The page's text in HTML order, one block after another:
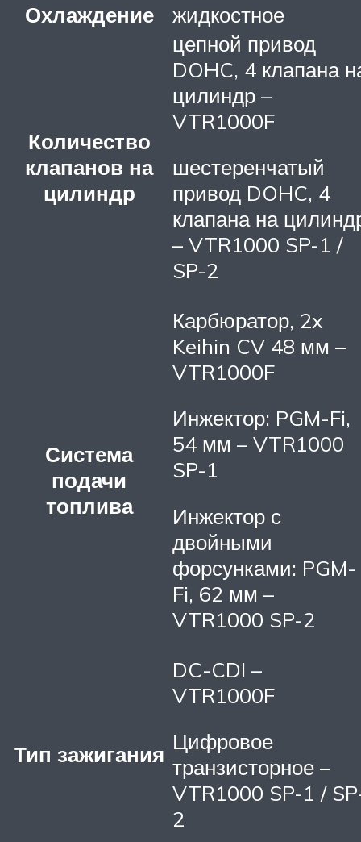
Охлаждение
жидкостное
Количество
клапанов на
цилиндр
цепной привод
DOHC, 4 клапана
цилиндр –
VTR1000F
шестеренчатый
привод DOHC, 4
клапана на
– VTR1000 SP-1 /
SP-2
Система
подачи
топлива
Карбюратор, 2x
Keihin CV 48 мм –
VTR1000F
Инжектор: PGM-Fi,
54 мм – VTR1000
SP-1
Инжектор с
двойными
форсунками: PGM-
Fi, 62 мм –
VTR1000 SP-2
Тип зажигания
DC-CDI –
VTR1000F
Цифровое
транзисторное –
VTR1000 SP-1 /
2